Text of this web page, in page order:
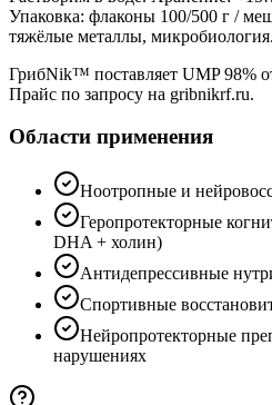
Упаковка: флаконы 100/500 г /
тяжёлые металлы, микробиология.
ГрибNik™ поставляет UMP 98%
Прайс по запросу на gribnikrf.ru.
Области применения
Ноотропные и
Геропротекторные
DHA + холин)
Антидепрессивные
Спортивные
Нейропротекторные
нарушениях